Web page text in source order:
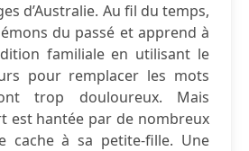
d’Australie. Au fil du temps,
du passé et apprend à
familiale en utilisant le
pour remplacer les mots
trop douloureux. Mais
est hantée par de nombreux
cache à sa petite-fille. Une